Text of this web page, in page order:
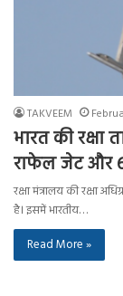
TAKVEEM
भारत की रक्षा
राफेल जेट और 6
रक्षा मंत्रालय की रक्षा
है। इसमें भारतीय…
Read More »